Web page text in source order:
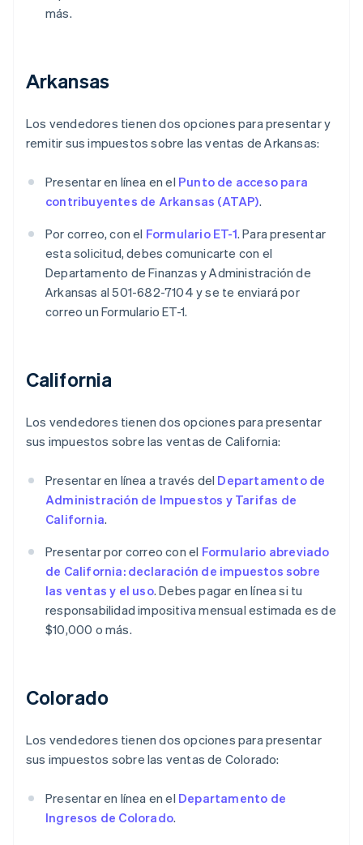
más.
Arkansas
Los vendedores tienen dos opciones para presentar y
remitir sus impuestos sobre las ventas de Arkansas:
Presentar en línea en el Punto de acceso para
contribuyentes de Arkansas (ATAP).
Por correo, con el Formulario ET-1. Para presentar
esta solicitud, debes comunicarte con el
Departamento de Finanzas y Administración de
Arkansas al 501-682-7104 y se te enviará por
correo un Formulario ET-1.
California
Los vendedores tienen dos opciones para presentar
sus impuestos sobre las ventas de California:
Presentar en línea a través del Departamento de
Administración de Impuestos y Tarifas de
California.
Presentar por correo con el Formulario abreviado
de California: declaración de impuestos sobre
las ventas y el uso. Debes pagar en línea si tu
responsabilidad impositiva mensual estimada es de
$10,000 o más.
Colorado
Los vendedores tienen dos opciones para presentar
sus impuestos sobre las ventas de Colorado:
Presentar en línea en el Departamento de
Ingresos de Colorado.